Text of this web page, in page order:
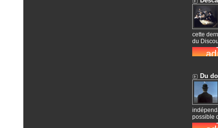
cette
du
Du
possible